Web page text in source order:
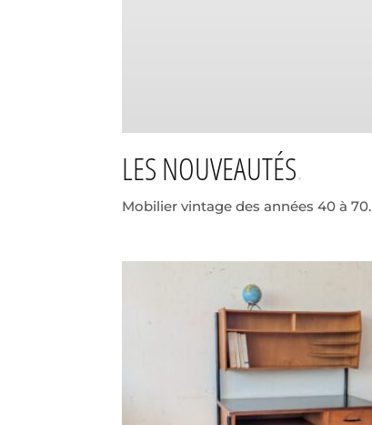
LES NOUVEAUTÉS
Mobilier vintage des années 40 à 70.